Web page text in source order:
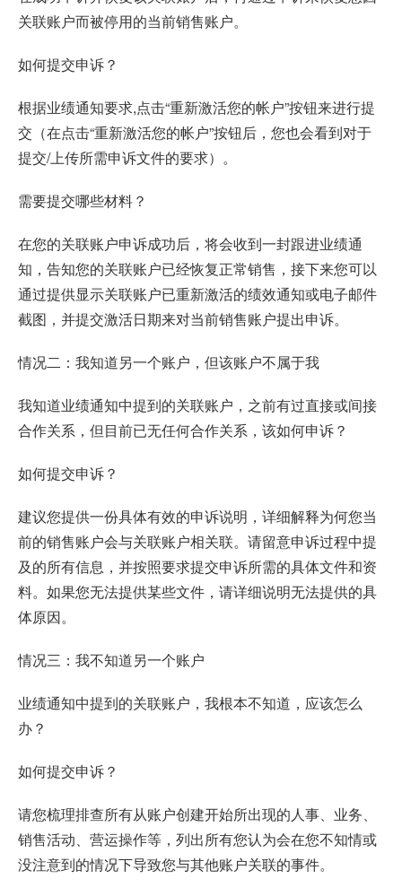
关联账户而被停用的当前销售账户。
如何提交申诉？
根据业绩通知要求,点击“重新激活您的帐户”按钮来进行提
交（在点击“重新激活您的帐户”按钮后，您也会看到对于
提交/上传所需申诉文件的要求）。
需要提交哪些材料？
在您的关联账户申诉成功后，将会收到一封跟进业绩通
知，告知您的关联账户已经恢复正常销售，接下来您可以
通过提供显示关联账户已重新激活的绩效通知或电子邮件
截图，并提交激活日期来对当前销售账户提出申诉。
情况二：我知道另一个账户，但该账户不属于我
我知道业绩通知中提到的关联账户，之前有过直接或间接
合作关系，但目前已无任何合作关系，该如何申诉？
如何提交申诉？
建议您提供一份具体有效的申诉说明，详细解释为何您当
前的销售账户会与关联账户相关联。请留意申诉过程中提
及的所有信息，并按照要求提交申诉所需的具体文件和资
料。如果您无法提供某些文件，请详细说明无法提供的具
体原因。
情况三：我不知道另一个账户
业绩通知中提到的关联账户，我根本不知道，应该怎么
办？
如何提交申诉？
请您梳理排查所有从账户创建开始所出现的人事、业务、
销售活动、营运操作等，列出所有您认为会在您不知情或
没注意到的情况下导致您与其他账户关联的事件。